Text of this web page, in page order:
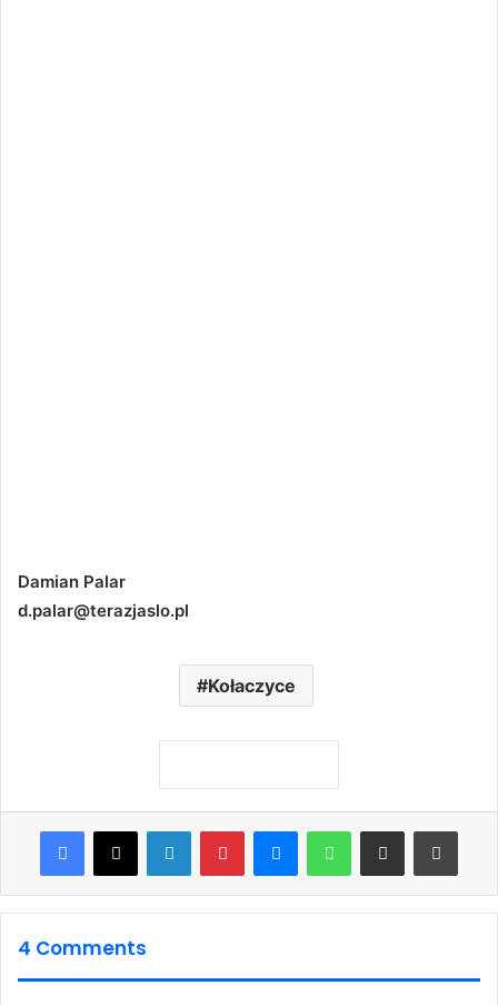
Damian Palar
d.palar@terazjaslo.pl
Kołaczyce
Facebook
X LinkedInPinterestMessengerWhatsAppShare via Email Print
4 Comments